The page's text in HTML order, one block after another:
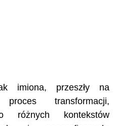
imiona, przeszły na
transformacji,
różnych kontekstów